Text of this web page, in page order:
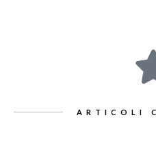
ARTICOLI